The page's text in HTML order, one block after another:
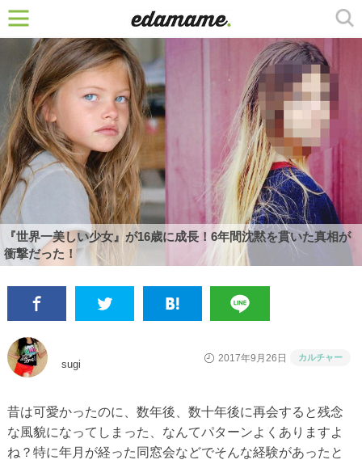
『世界一美しい少女』が16歳に成長！6年間沈黙を貫いた真相が
衝撃だった！
sugi
2017年9月26日 カルチャー
昔は可愛かったのに、数年後、数十年後に再会すると残念
な風貌になってしまった、なんてパターンよくありますよ
ね？特に年月が経った同窓会などでそんな経験があったと